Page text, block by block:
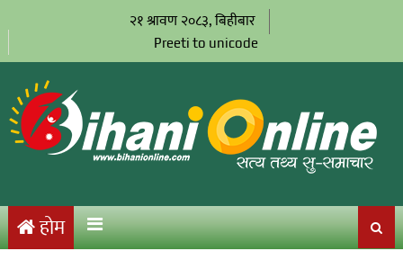
२१ श्रावण २०८३, बिहीबार
Preeti to unicode
होम